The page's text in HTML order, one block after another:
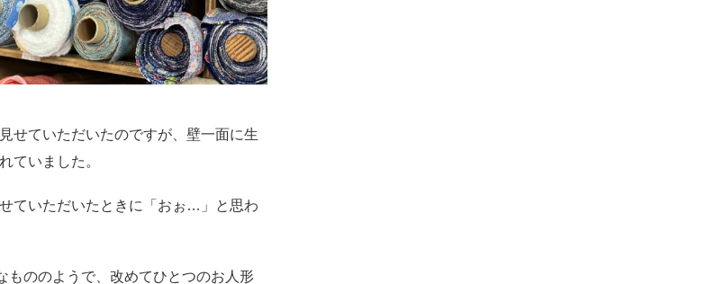
せていただいたのですが、壁一面に生
ていました。
ていただいたときに「おぉ…」と思わ
ののようで、改めてひとつのお人形